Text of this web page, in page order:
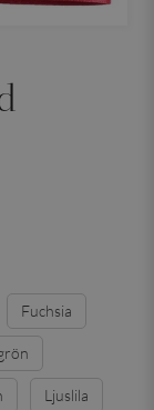
Fuchsia
Ljuslila